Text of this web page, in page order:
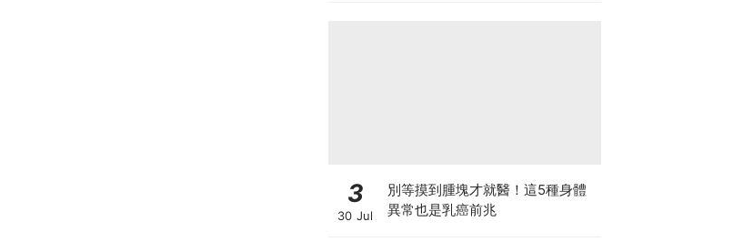
3
30 Jul
別等摸到腫塊才就醫！這5種身體
異常也是乳癌前兆